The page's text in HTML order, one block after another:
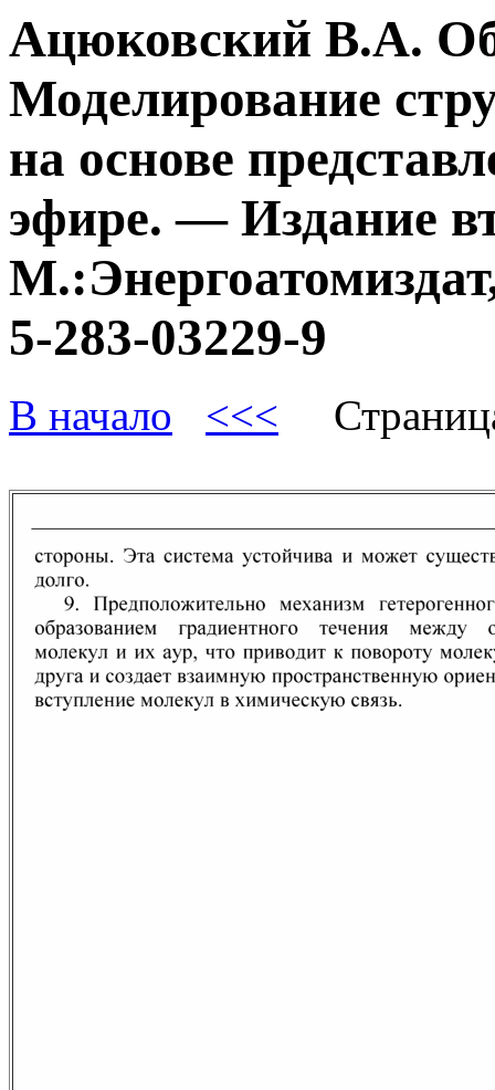
Ацюковский В.А.
Моделирование
на основе
эфире. — Издание
5-283-03229-9
В начало <<<